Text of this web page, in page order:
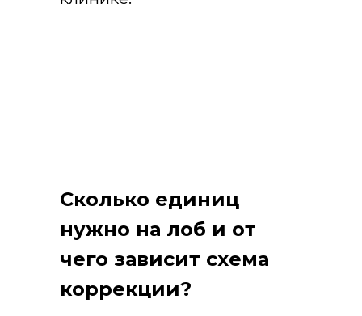
Сколько единиц
нужно на лоб и от
чего зависит схема
коррекции?